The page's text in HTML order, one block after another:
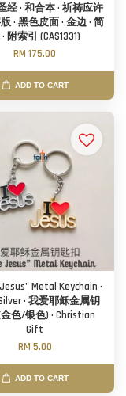
经 · 和合本 · 祈祷应许
· 黑色皮面 · 金边 · 简
附索引 (CAS1331)
RM 175.00
ADD TO CART
Metal Keychain ·
· 我爱耶稣金属钥
色/银色) · Christian
Gift
RM 5.00
ADD TO CART